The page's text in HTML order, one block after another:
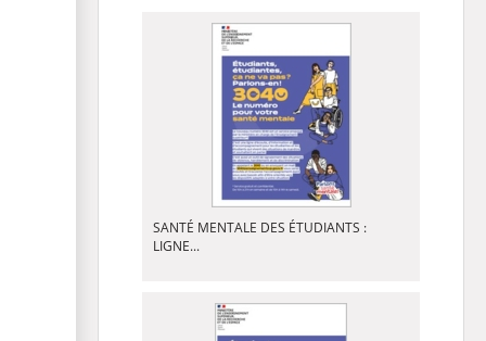
SANTÉ MENTALE DES ÉTUDIANTS :
LIGNE...